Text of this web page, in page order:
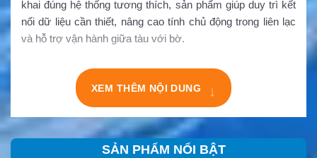
khai đúng hệ thống tương thích, sản phẩm giúp duy trì kết
nối dữ liệu cần thiết, nâng cao tính chủ động trong liên lạc
và hỗ trợ vận hành giữa tàu với bờ.
XEM THÊM NỘI DUNG ↓
SẢN PHẨM NỔI BẬT